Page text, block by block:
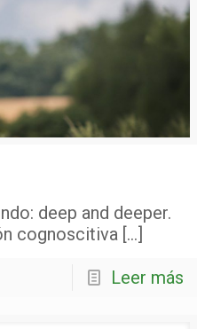
deep and deeper.
cognoscitiva […]
Leer más